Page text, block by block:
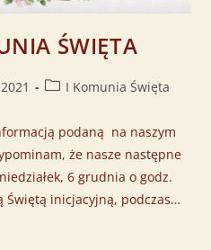
ŚWIĘTA
I Komunia Święta
podaną na naszym
że nasze następne
6 grudnia o godz.
Świętą inicjacyjną, podczas…